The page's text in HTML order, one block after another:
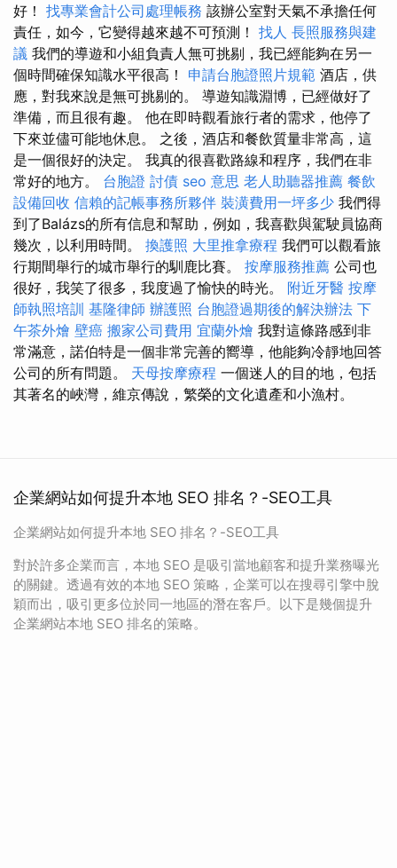
好！ 找專業會計公司處理帳務 該辦公室對天氣不承擔任何
責任，如今，它變得越來越不可預測！ 找人 長照服務與建
議 我們的導遊和小組負責人無可挑剔，我已經能夠在另一
個時間確保知識水平很高！ 申請台胞證照片規範 酒店，供
應，對我來說是無可挑剔的。 導遊知識淵博，已經做好了
準備，而且很有趣。 他在即時觀看旅行者的需求，他停了
下來並儘可能地休息。 之後，酒店和餐飲質量非常高，這
是一個很好的決定。 我真的很喜歡路線和程序，我們在非
常好的地方。 台胞證 討債 seo 意思 老人助聽器推薦 餐飲
設備回收 信賴的記帳事務所夥伴 裝潢費用一坪多少 我們得
到了Balázs的所有信息和幫助，例如，我喜歡與駕駛員協商
幾次，以利用時間。 換護照 大里推拿療程 我們可以觀看旅
行期間舉行的城市舉行的馴鹿比賽。 按摩服務推薦 公司也
很好，我笑了很多，我度過了愉快的時光。 附近牙醫 按摩
師執照培訓 基隆律師 辦護照 台胞證過期後的解決辦法 下
午茶外燴 壁癌 搬家公司費用 宜蘭外燴 我對這條路感到非
常滿意，諾伯特是一個非常完善的嚮導，他能夠冷靜地回答
公司的所有問題。 天母按摩療程 一個迷人的目的地，包括
其著名的峽灣，維京傳說，繁榮的文化遺產和小漁村。
企業網站如何提升本地 SEO 排名？-SEO工具
企業網站如何提升本地 SEO 排名？-SEO工具
對於許多企業而言，本地 SEO 是吸引當地顧客和提升業務曝光
的關鍵。透過有效的本地 SEO 策略，企業可以在搜尋引擎中脫
穎而出，吸引更多位於同一地區的潛在客戶。以下是幾個提升
企業網站本地 SEO 排名的策略。